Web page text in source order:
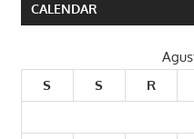
CALENDAR
S
S R